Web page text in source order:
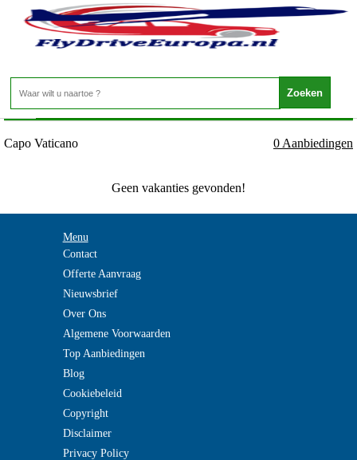
Italie - CALABRIA - Capo Vaticano
Home>
Capo Vaticano 0 Aanbiedingen
Geen vakanties gevonden!
Menu
Contact
Offerte Aanvraag
Nieuwsbrief
Over Ons
Algemene Voorwaarden
Top Aanbiedingen
Blog
Cookiebeleid
Copyright
Disclaimer
Privacy Policy